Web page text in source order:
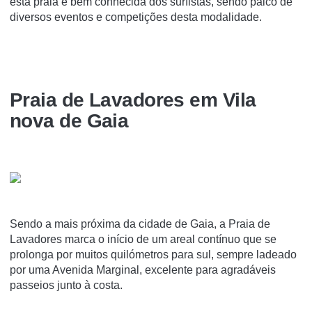
diversos eventos e competições desta modalidade.
Praia de Lavadores em Vila
nova de Gaia
Sendo a mais próxima da cidade de Gaia, a Praia de
Lavadores marca o início de um areal contínuo que se
prolonga por muitos quilómetros para sul, sempre ladeado
por uma Avenida Marginal, excelente para agradáveis
passeios junto à costa.